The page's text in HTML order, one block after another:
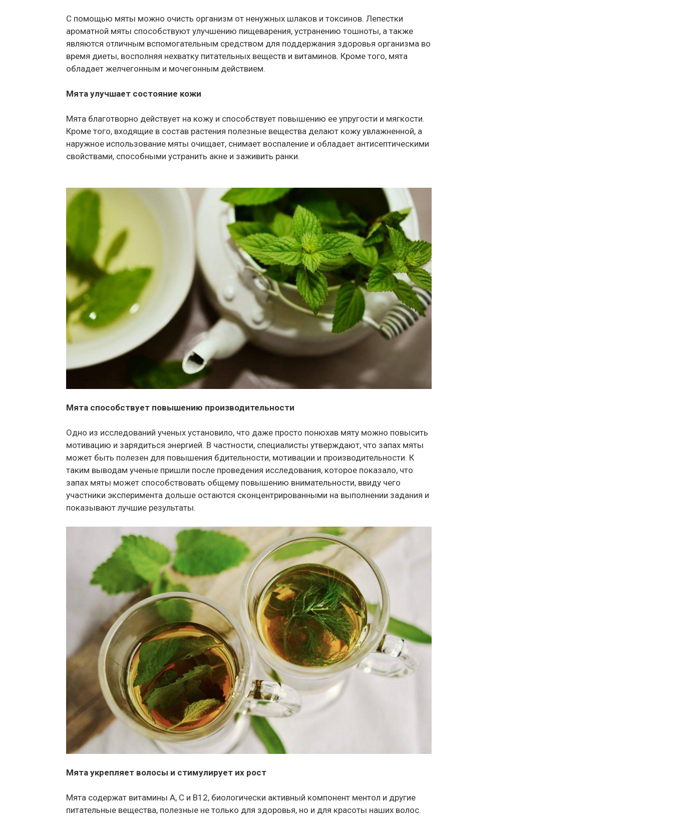
С помощью мяты можно очисть организм от ненужных шлаков и токсинов. Лепестки
ароматной мяты способствуют улучшению пищеварения, устранению тошноты, а также
являются отличным вспомогательным средством для поддержания здоровья организма во
время диеты, восполняя нехватку питательных веществ и витаминов. Кроме того, мята
обладает желчегонным и мочегонным действием.
Мята улучшает состояние кожи
Мята благотворно действует на кожу и способствует повышению ее упругости и мягкости.
Кроме того, входящие в состав растения полезные вещества делают кожу увлажненной, а
наружное использование мяты очищает, снимает воспаление и обладает антисептическими
свойствами, способными устранить акне и заживить ранки.
Мята способствует повышению производительности
Одно из исследований ученых установило, что даже просто понюхав мяту можно повысить
мотивацию и зарядиться энергией. В частности, специалисты утверждают, что запах мяты
может быть полезен для повышения бдительности, мотивации и производительности. К
таким выводам ученые пришли после проведения исследования, которое показало, что
запах мяты может способствовать общему повышению внимательности, ввиду чего
участники эксперимента дольше остаются сконцентрированными на выполнении задания и
показывают лучшие результаты.
Мята укрепляет волосы и стимулирует их рост
Мята содержат витамины A, C и B12, биологически активный компонент ментол и другие
питательные вещества, полезные не только для здоровья, но и для красоты наших волос.